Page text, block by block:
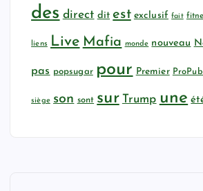
des direct dit est exclusif fait
liens Live Mafia monde nouveau
pas popsugar pour Premier
siège son sont sur Trump une